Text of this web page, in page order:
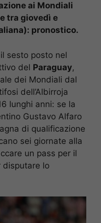
ai Mondiali
tra giovedì e
pronostico.
sesto posto nel
del Paraguay,
dei Mondiali dal
dell’Albirroja
lunghi anni: se la
Gustavo Alfaro
di qualificazione
sei giornate alla
un pass per il
disputare lo